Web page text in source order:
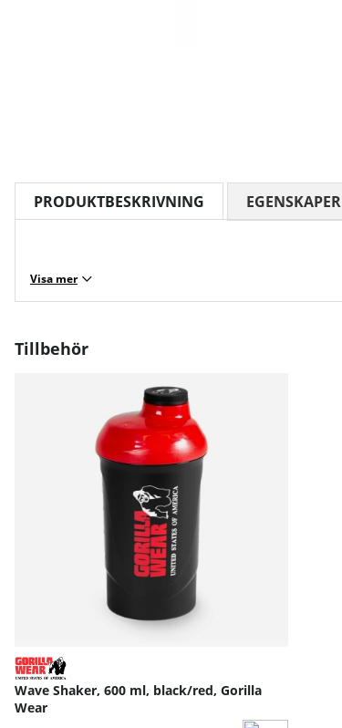
PRODUKTBESKRIVNING
Visa mer
EGENSKAPER
Tillbehör
Wave Shaker, 600 ml, black/red, Gorilla
Wear